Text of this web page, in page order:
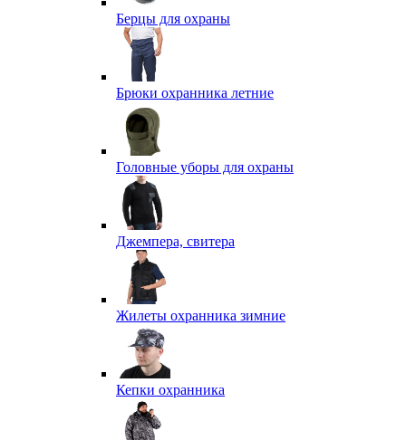
Берцы для охраны
Брюки охранника летние
Головные уборы для охраны
Джемпера, свитера
Жилеты охранника зимние
Кепки охранника